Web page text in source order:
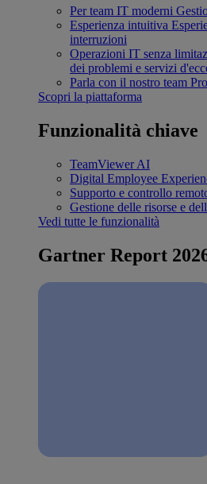
Per team IT moderni
Esperienza intuitiva
interruzioni
Operazioni IT senza
dei problemi e servizi
Parla con il nostro team
Scopri la piattaforma
Funzionalità chiave
TeamViewer AI
Digital Employee
Supporto e controllo
Gestione delle risorse e
Vedi tutte le funzionalità
Gartner Report